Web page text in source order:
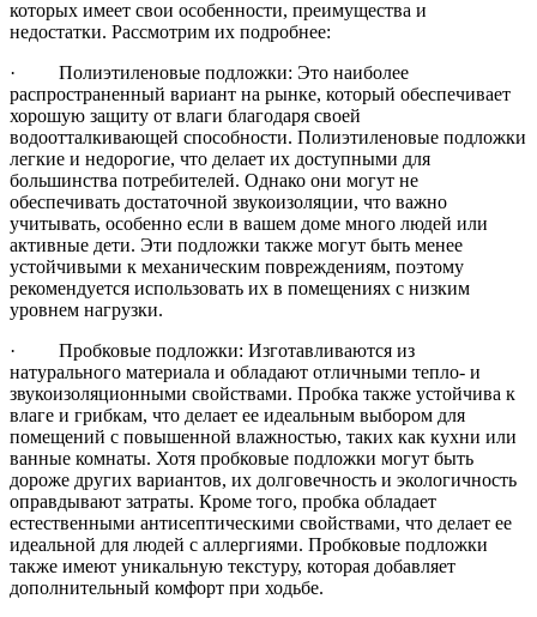
которых имеет свои особенности, преимущества и
недостатки. Рассмотрим их подробнее:
· Полиэтиленовые подложки: Это наиболее
распространенный вариант на рынке, который обеспечивает
хорошую защиту от влаги благодаря своей
водоотталкивающей способности. Полиэтиленовые подложки
легкие и недорогие, что делает их доступными для
большинства потребителей. Однако они могут не
обеспечивать достаточной звукоизоляции, что важно
учитывать, особенно если в вашем доме много людей или
активные дети. Эти подложки также могут быть менее
устойчивыми к механическим повреждениям, поэтому
рекомендуется использовать их в помещениях с низким
уровнем нагрузки.
· Пробковые подложки: Изготавливаются из
натурального материала и обладают отличными тепло- и
звукоизоляционными свойствами. Пробка также устойчива к
влаге и грибкам, что делает ее идеальным выбором для
помещений с повышенной влажностью, таких как кухни или
ванные комнаты. Хотя пробковые подложки могут быть
дороже других вариантов, их долговечность и экологичность
оправдывают затраты. Кроме того, пробка обладает
естественными антисептическими свойствами, что делает ее
идеальной для людей с аллергиями. Пробковые подложки
также имеют уникальную текстуру, которая добавляет
дополнительный комфорт при ходьбе.